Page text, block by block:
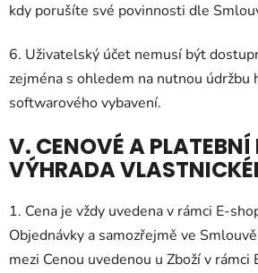
kdy porušíte své povinnosti dle
6. Uživatelský účet nemusí být
zejména s ohledem na nutnou údržbu
softwarového vybavení.
V. CENOVÉ A
VÝHRADA
1. Cena je vždy uvedena v rámci E-
Objednávky a samozřejmě ve
mezi Cenou uvedenou u Zboží v rámci